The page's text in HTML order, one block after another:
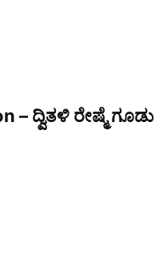
ದ್ವಿತಳಿ ರೇಷ್ಮೆ ಗೂಡು